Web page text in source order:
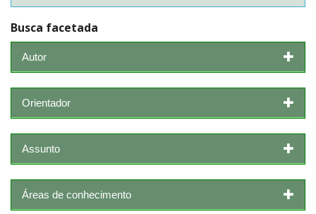
Busca facetada
Autor
Orientador
Assunto
Áreas de conhecimento